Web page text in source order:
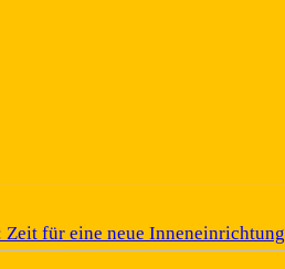
Zeit für eine neue Inneneinrichtung